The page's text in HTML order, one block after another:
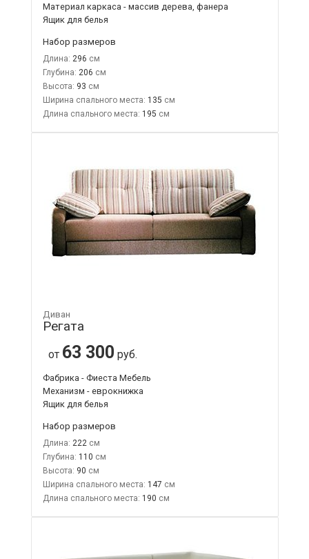
Материал каркаса - массив дерева, фанера
Ящик для белья
Набор размеров
Длина: 296
Глубина: 206
Высота: 93
Ширина спального места: 135
Длина спального места: 195
Диван
Регата
от 63 300 руб.
Фабрика - Фиеста Мебель
Механизм - еврокнижка
Ящик для белья
Набор размеров
Длина: 222
Глубина: 110
Высота: 90
Ширина спального места: 147
Длина спального места: 190